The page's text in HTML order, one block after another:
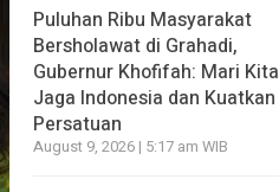
Puluhan Ribu Masyarakat
Bersholawat di Grahadi,
Gubernur Khofifah: Mari Kita
Jaga Indonesia dan Kuatkan
Persatuan
August 9, 2026 | 5:17 am WIB